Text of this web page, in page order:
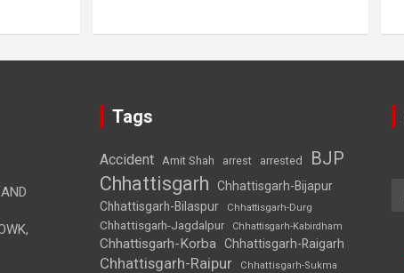
Tags
Accident Amit Shah arrest arrested BJP
Chhattisgarh
Chhattisgarh-Bijapur
Chhattisgarh-Bilaspur
Chhattisgarh-Durg
Chhattisgarh-Jagdalpur Chhattisgarh-Kabirdham
Chhattisgarh-Korba Chhattisgarh-Raigarh
Chhattisgarh-Raipur
Chhattisgarh-Sukma